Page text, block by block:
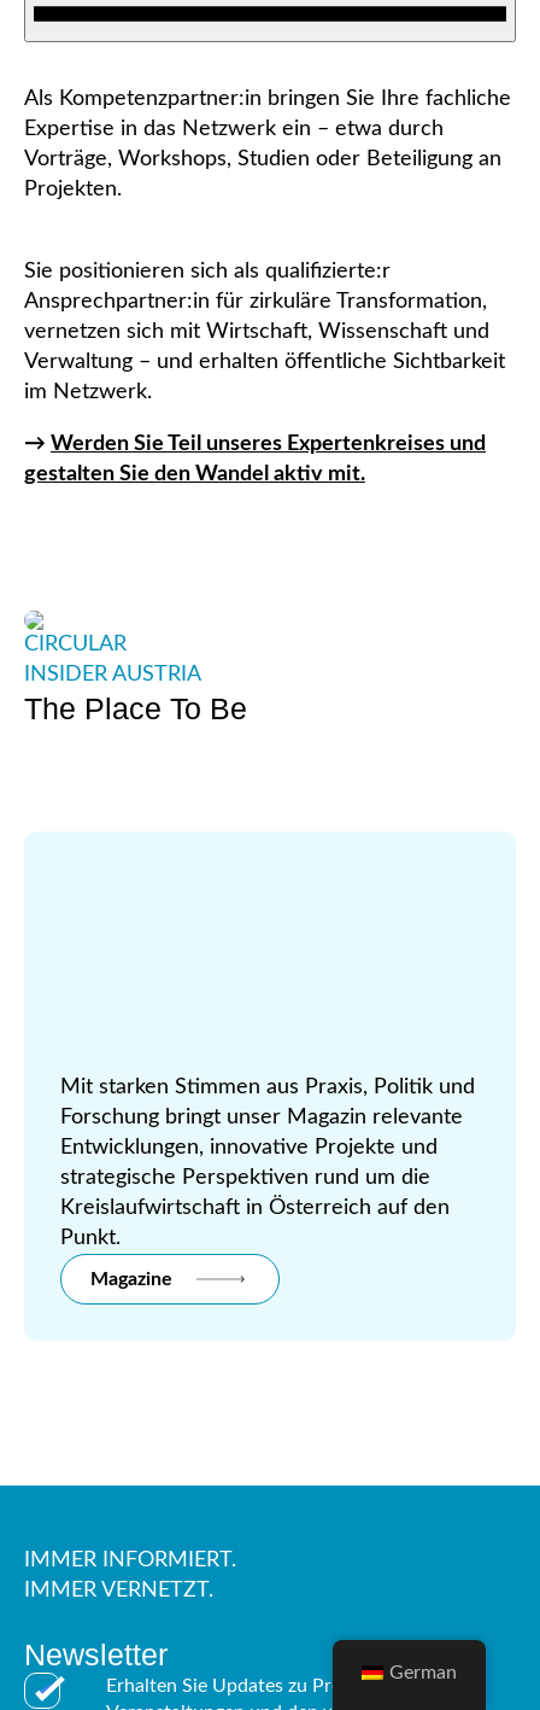
Als Kompetenzpartner:in bringen Sie Ihre fachliche
Expertise in das Netzwerk ein – etwa durch
Vorträge, Workshops, Studien oder Beteiligung an
Projekten.
Sie positionieren sich als qualifizierte:r
Ansprechpartner:in für zirkuläre Transformation,
vernetzen sich mit Wirtschaft, Wissenschaft und
Verwaltung – und erhalten öffentliche Sichtbarkeit
im Netzwerk.
→ Werden Sie Teil unseres Expertenkreises und
gestalten Sie den Wandel aktiv mit.
CIRCULAR
INSIDER AUSTRIA
The Place To Be
Mit starken Stimmen aus Praxis, Politik und
Forschung bringt unser Magazin relevante
Entwicklungen, innovative Projekte und
strategische Perspektiven rund um die
Kreislaufwirtschaft in Österreich auf den
Punkt.
Magazine
IMMER INFORMIERT.
IMMER VERNETZT.
Newsletter
Erhalten Sie Updates zu Projekten,
German